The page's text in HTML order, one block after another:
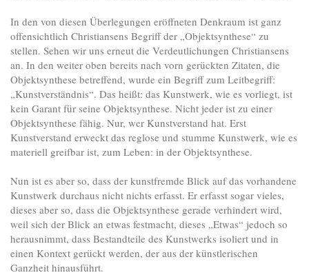
In den von diesen Überlegungen eröffneten Denkraum ist ganz
offensichtlich Christiansens Begriff der „Objektsynthese“ zu
stellen. Sehen wir uns erneut die Verdeutlichungen Christiansens
an. In den weiter oben bereits nach vorn gerückten Zitaten, die
Objektsynthese betreffend, wurde ein Begriff zum Leitbegriff:
„Kunstverständnis“. Das heißt: das Kunstwerk, wie es vorliegt, ist
kein Garant für seine Objektsynthese. Nicht jeder ist zu einer
Objektsynthese fähig. Nur, wer Kunstverstand hat. Erst
Kunstverstand erweckt das reglose und stumme Kunstwerk, wie es
materiell greifbar ist, zum Leben: in der Objektsynthese.
Nun ist es aber so, dass der kunstfremde Blick auf das vorhandene
Kunstwerk durchaus nicht nichts erfasst. Er erfasst sogar vieles,
dieses aber so, dass die Objektsynthese gerade verhindert wird,
weil sich der Blick an etwas festmacht, dieses „Etwas“ jedoch so
herausnimmt, dass Bestandteile des Kunstwerks isoliert und in
einen Kontext gerückt werden, der aus der künstlerischen
Ganzheit hinausführt.